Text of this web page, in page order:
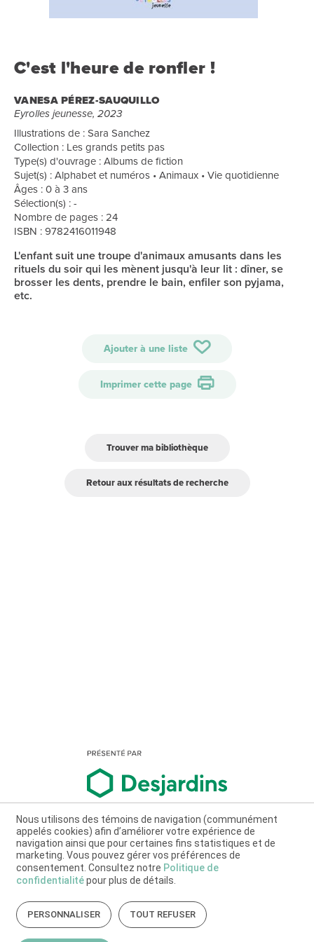
C'est l'heure de ronfler !
VANESA PÉREZ-SAUQUILLO
Eyrolles jeunesse, 2023
Illustrations de : Sara Sanchez
Collection : Les grands petits pas
Type(s) d'ouvrage : Albums de fiction
Sujet(s) : Alphabet et numéros • Animaux • Vie quotidienne
Âges : 0 à 3 ans
Sélection(s) : -
Nombre de pages : 24
ISBN : 9782416011948
L'enfant suit une troupe d'animaux amusants dans les
rituels du soir qui les mènent jusqu'à leur lit : dîner, se
brosser les dents, prendre le bain, enfiler son pyjama,
etc.
Ajouter à une liste
Imprimer cette page
Trouver ma bibliothèque
Retour aux résultats de recherche
Nous utilisons des témoins de navigation (communément
appelés cookies) afin d’améliorer votre expérience de
navigation ainsi que pour certaines fins statistiques et de
marketing. Vous pouvez gérer vos préférences de
consentement. Consultez notre Politique de
confidentialitépour plus de détails.
PERSONNALISER TOUT REFUSER